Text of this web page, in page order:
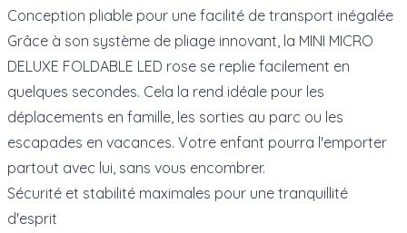
Conception pliable pour une facilité de transport inégalée
Grâce à son système de pliage innovant, la MINI MICRO
DELUXE FOLDABLE LED rose se replie facilement en
quelques secondes. Cela la rend idéale pour les
déplacements en famille, les sorties au parc ou les
escapades en vacances. Votre enfant pourra l'emporter
partout avec lui, sans vous encombrer.
Sécurité et stabilité maximales pour une tranquillité
d'esprit